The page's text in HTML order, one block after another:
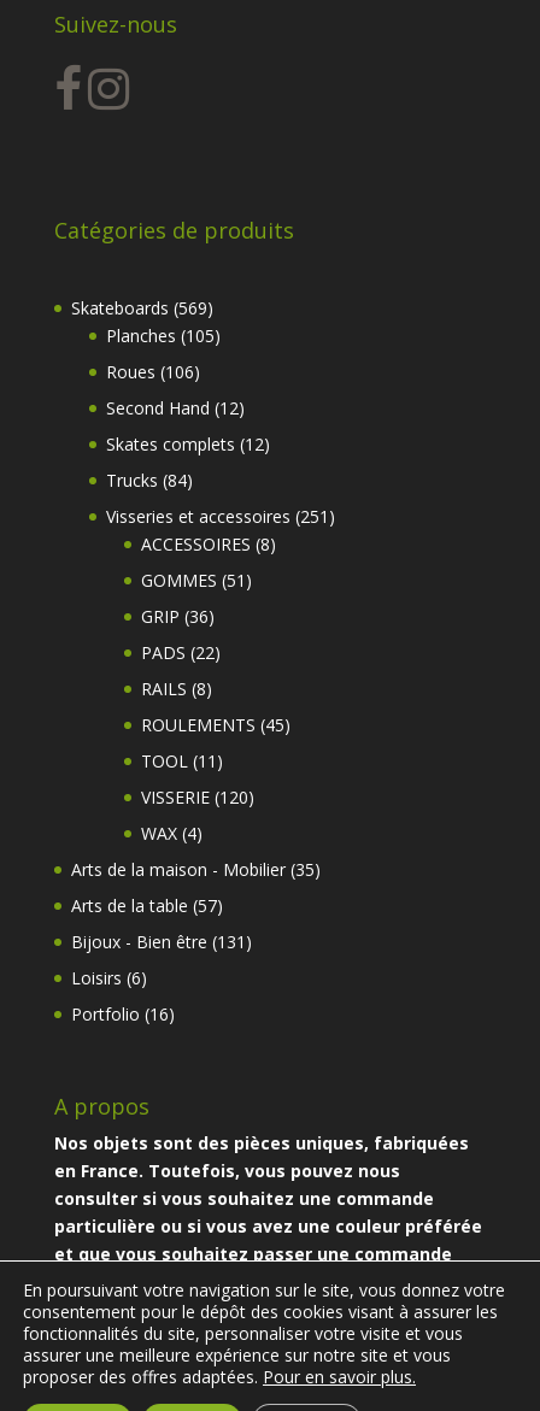
Suivez-nous
Catégories de produits
Skateboards 569569
produits
Planches 105105
Roues 106106
produits
Second Hand 1212
produits
Skates complets 1212
Trucks 8484
produits
Visseries et accessoires 251 251
ACCESSOIRES 88
GOMMES 51 51
GRIP 3636
produits
PADS 2222
RAILS 88
produits
ROULEMENTS 4545
TOOL 11 11
produits
VISSERIE 120120
WAX 44
produits
Arts de la maison - Mobilier 3535
Arts de la table 5757
produits
Bijoux - Bien être 131 131
Loisirs 66
produits
Portfolio 1616
A propos
Nos objets sont des pièces uniques, fabriquées
en France. Toutefois, vous pouvez nous
consulter si vous souhaitez une commande
particulière ou si vous avez une couleur préférée
et que vous souhaitez passer une commande
particulière.
En poursuivant votre navigation sur le site, vous donnez votre
consentement pour le dépôt des cookies visant à assurer les
fonctionnalités du site, personnaliser votre visite et vous
assurer une meilleure expérience sur notre site et vous
proposer des offres adaptées. Pour en savoir plus.